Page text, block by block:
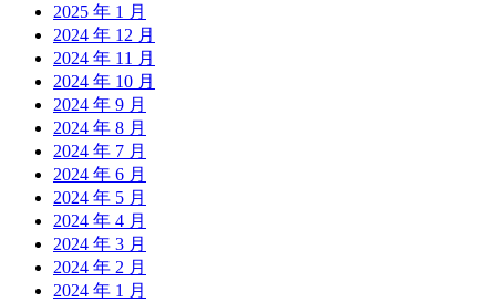
2025 年 1 月
2024 年 12 月
2024 年 11 月
2024 年 10 月
2024 年 9 月
2024 年 8 月
2024 年 7 月
2024 年 6 月
2024 年 5 月
2024 年 4 月
2024 年 3 月
2024 年 2 月
2024 年 1 月